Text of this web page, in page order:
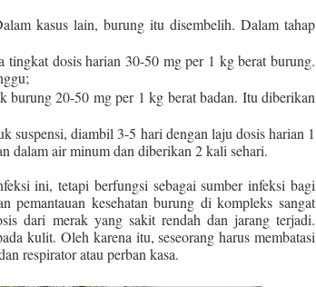
kasus lain, burung itu disembelih. Dalam tahap
tingkat dosis harian 30-50 mg per 1 kg berat burung.
20-50 mg per 1 kg berat badan. Itu diberikan
suspensi, diambil 3-5 hari dengan laju dosis harian 1
dalam air minum dan diberikan 2 kali sehari.
ini, tetapi berfungsi sebagai sumber infeksi bagi
pemantauan kesehatan burung di kompleks sangat
dari merak yang sakit rendah dan jarang terjadi.
kulit. Oleh karena itu, seseorang harus membatasi
respirator atau perban kasa.